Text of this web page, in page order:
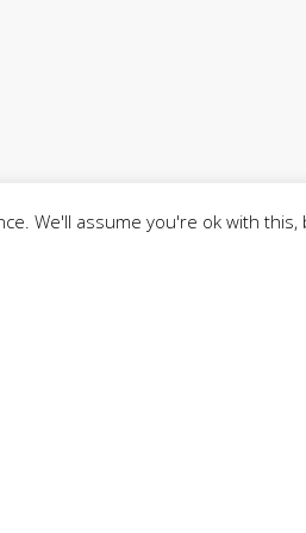
We'll assume you're ok with